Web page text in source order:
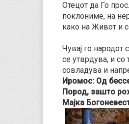
Отецот да Го
поклониме, на
како на Живот и
Чувај го народот
се утврдува, и со
совладува и
Иромос: Од
Пород, зашто
Мајка